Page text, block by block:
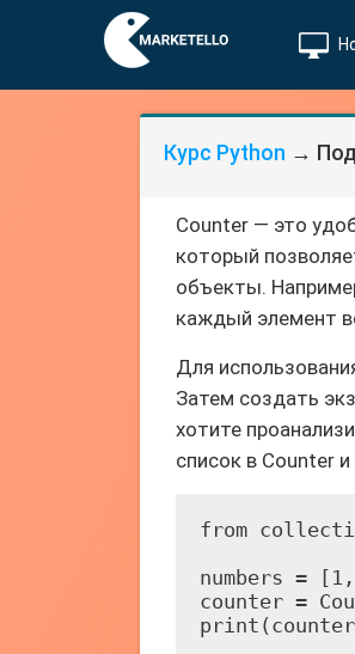
Курс Python →
Counter — это
который
объекты.
каждый элемент
Для
Затем создать
хотите
список в Counter
from
numbers =
counter =